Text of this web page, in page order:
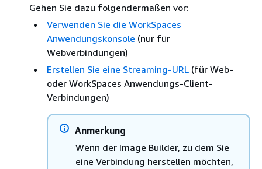
Gehen Sie dazu folgendermaßen vor:
Verwenden Sie die WorkSpaces
Anwendungskonsole (nur für
Webverbindungen)
Erstellen Sie eine Streaming-URL (für Web-
oder WorkSpaces Anwendungs-Client-
Verbindungen)
Anmerkung
Wenn der Image Builder, zu dem Sie
eine Verbindung herstellen möchten,